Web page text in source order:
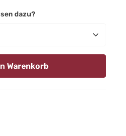
dazu?auswählen
Warenkorb